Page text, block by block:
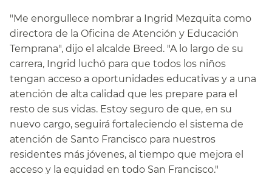
"Me enorgullece nombrar a Ingrid Mezquita como
directora de la Oficina de Atención y Educación
Temprana", dijo el alcalde Breed. "A lo largo de su
carrera, Ingrid luchó para que todos los niños
tengan acceso a oportunidades educativas y a una
atención de alta calidad que les prepare para el
resto de sus vidas. Estoy seguro de que, en su
nuevo cargo, seguirá fortaleciendo el sistema de
atención de Santo Francisco para nuestros
residentes más jóvenes, al tiempo que mejora el
acceso y la equidad en todo San Francisco."​​